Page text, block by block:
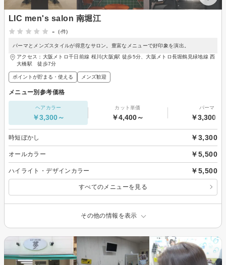
LIC men's salon 南堀江
-
(-件)
パーマとメンズスタイルが得意なサロン。豊富なメニューで好印象を演出。
アクセス：大阪メトロ千日前線 桜川(大阪)駅 徒歩5分、大阪メトロ長堀鶴見緑地線 西
大橋駅 徒歩7分
ポイントが貯まる・使える メンズ歓迎
メニュー別参考価格
ヘアカラー
￥3,300～
カット単価
￥4,400～
パーマ
￥3,300～
時短ぼかし ￥3,300
オールカラー ￥5,500
ハイライト・デザインカラー ￥5,500
すべてのメニューを見る
その他の情報を表示